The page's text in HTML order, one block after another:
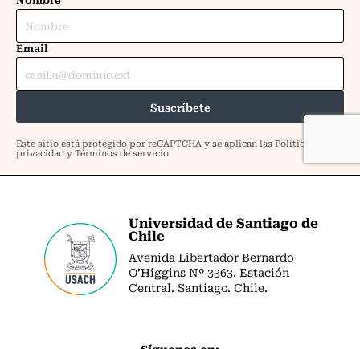
Universidad de Santiago de
Chile
Avenida Libertador Bernardo
O’Higgins Nº 3363. Estación
Central. Santiago. Chile.